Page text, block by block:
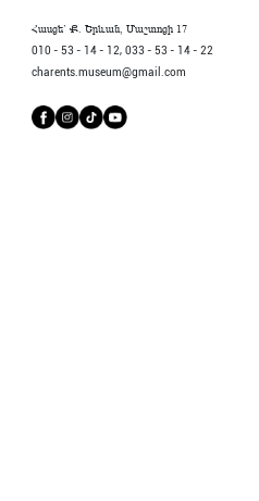
Հասցե` Ք. Երևան, Մաշտոցի 17
010 - 53 - 14 - 12, 033 - 53 - 14 - 22
charents.museum@gmail.com